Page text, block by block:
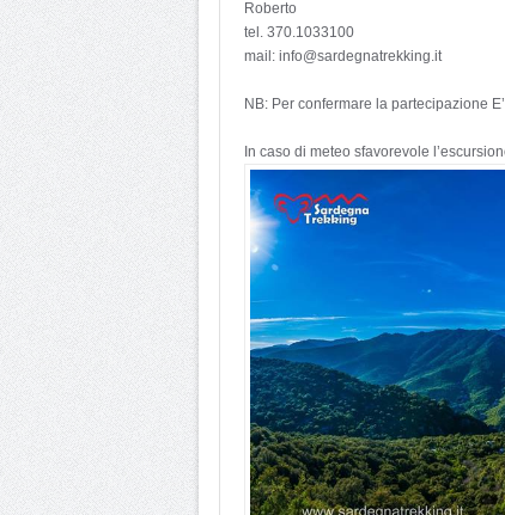
Roberto
tel. 370.1033100
mail: info@sardegnatrekking.it
NB: Per confermare la partecipazione
In caso di meteo sfavorevole